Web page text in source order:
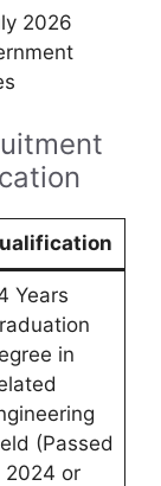
2026
Years
in
(Passed
2024 or